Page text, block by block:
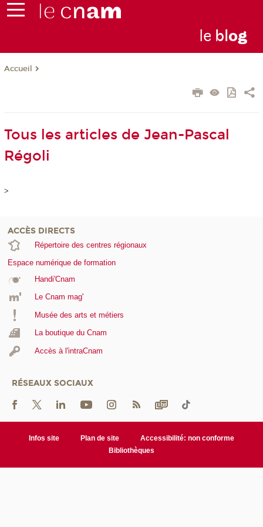
le blog
Accueil
Tous les articles de Jean-Pascal
Régoli
>
ACCÈS DIRECTS
Répertoire des centres régionaux
Espace numérique de formation
Handi'Cnam
Le Cnam mag'
Musée des arts et métiers
La boutique du Cnam
Accès à l'intraCnam
RÉSEAUX SOCIAUX
Infos site Plan de site
Accessibilité: non conforme
Bibliothèques